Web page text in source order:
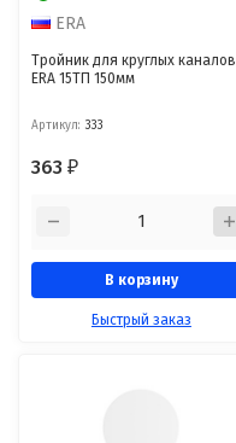
ERA
Тройник для круглых каналов
ERA 15ТП 150мм
Артикул: 333
363₽
В корзину
Быстрый заказ